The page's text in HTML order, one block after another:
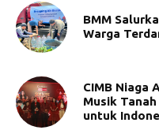
BMM
Warga
CIMB Niaga
Musik
untuk